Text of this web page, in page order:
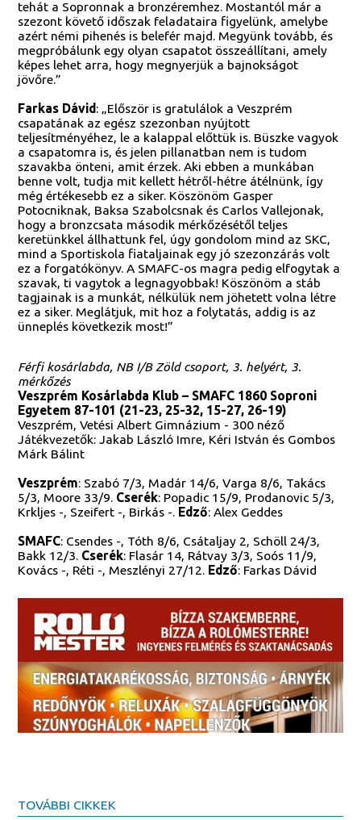
tehát a Sopronnak a bronzéremhez. Mostantól már a
szezont követő időszak feladataira figyelünk, amelybe
azért némi pihenés is belefér majd. Megyünk tovább, és
megpróbálunk egy olyan csapatot összeállítani, amely
képes lehet arra, hogy megnyerjük a bajnokságot
jövőre.”
Farkas Dávid: „Először is gratulálok a Veszprém
csapatának az egész szezonban nyújtott
teljesítményéhez, le a kalappal előttük is. Büszke vagyok
a csapatomra is, és jelen pillanatban nem is tudom
szavakba önteni, amit érzek. Aki ebben a munkában
benne volt, tudja mit kellett hétről-hétre átélnünk, így
még értékesebb ez a siker. Köszönöm Gasper
Potocniknak, Baksa Szabolcsnak és Carlos Vallejonak,
hogy a bronzcsata második mérkőzésétől teljes
keretünkkel állhattunk fel, úgy gondolom mind az SKC,
mind a Sportiskola fiataljainak egy jó szezonzárás volt
ez a forgatókönyv. A SMAFC-os magra pedig elfogytak a
szavak, ti vagytok a legnagyobbak! Köszönöm a stáb
tagjainak is a munkát, nélkülük nem jöhetett volna létre
ez a siker. Meglátjuk, mit hoz a folytatás, addig is az
ünneplés következik most!”
Férfi kosárlabda, NB I/B Zöld csoport, 3. helyért, 3.
mérkőzés
Veszprém Kosárlabda Klub – SMAFC 1860 Soproni
Egyetem 87-101 (21-23, 25-32, 15-27, 26-19)
Veszprém, Vetési Albert Gimnázium - 300 néző
Játékvezetők: Jakab László Imre, Kéri István és Gombos
Márk Bálint
Veszprém: Szabó 7/3, Madár 14/6, Varga 8/6, Takács
5/3, Moore 33/9. Cserék: Popadic 15/9, Prodanovic 5/3,
Krkljes -, Szeifert -, Birkás -. Edző: Alex Geddes
SMAFC: Csendes -, Tóth 8/6, Csátaljay 2, Schöll 24/3,
Bakk 12/3. Cserék: Flasár 14, Rátvay 3/3, Soós 11/9,
Kovács -, Réti -, Meszlényi 27/12. Edző: Farkas Dávid
TOVÁBBI CIKKEK